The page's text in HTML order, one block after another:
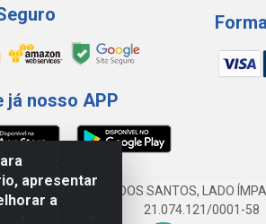
apresentar
a
já nosso APP
AV DA ABDIAS JOSÉ DOS SANTOS, LADO
21.074.121/0001-58